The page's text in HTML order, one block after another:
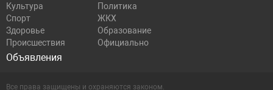
Культура
Политика
Спорт
ЖКХ
Здоровье
Образование
Происшествия
Официально
Объявления
Все права защищены и охраняются законом.